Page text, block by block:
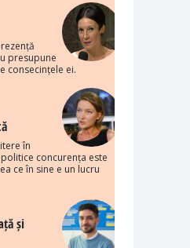
presupune
consecințele ei.
în
concurența este
ce în sine e un lucru
și